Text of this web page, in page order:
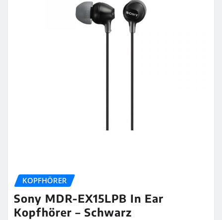
KOPFHÖRER
Sony MDR-EX15LPB In Ear
Kopfhörer – Schwarz